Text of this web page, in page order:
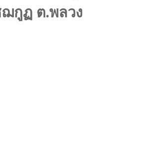
กูฏ ต.พลวง